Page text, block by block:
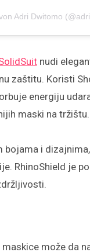
Adri Dwitomo
nudi
zaštitu. Koristi
energiju
maski na tržištu.
bojama i
RhinoShield je
može da